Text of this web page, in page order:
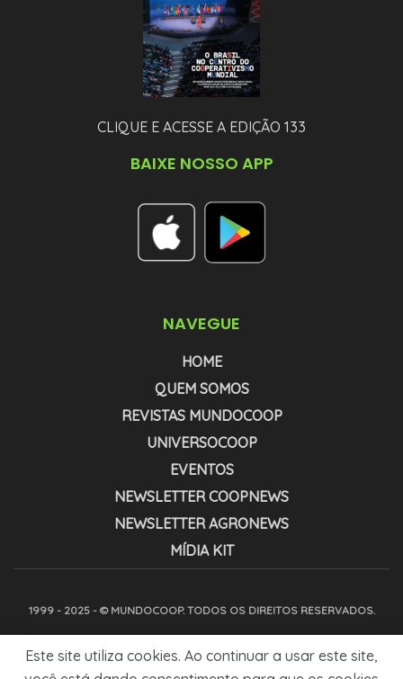
CLIQUE E ACESSE A EDIÇÃO 133
BAIXE NOSSO APP
NAVEGUE
HOME
QUEM SOMOS
REVISTAS MUNDOCOOP
UNIVERSOCOOP
EVENTOS
NEWSLETTER COOPNEWS
NEWSLETTER AGRONEWS
MÍDIA KIT
1999 - 2025 - © MUNDOCOOP. TODOS OS DIREITOS RESERVADOS.
Este site utiliza cookies. Ao continuar a usar este site,